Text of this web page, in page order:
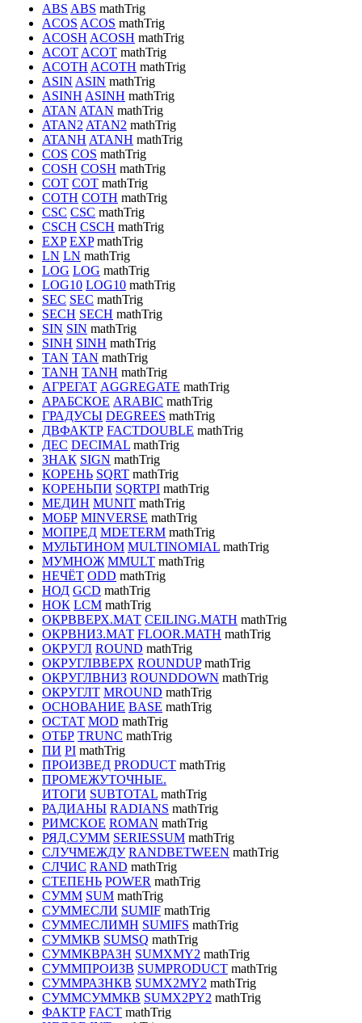
ABS ABS mathTrig
ACOS ACOS mathTrig
ACOSH ACOSH mathTrig
ACOT ACOT mathTrig
ACOTH ACOTH mathTrig
ASIN ASIN mathTrig
ASINH ASINH mathTrig
ATAN ATAN mathTrig
ATAN2 ATAN2 mathTrig
ATANH ATANH mathTrig
COS COS mathTrig
COSH COSH mathTrig
COT COT mathTrig
COTH COTH mathTrig
CSC CSC mathTrig
CSCH CSCH mathTrig
EXP EXP mathTrig
LN LN mathTrig
LOG LOG mathTrig
LOG10 LOG10 mathTrig
SEC SEC mathTrig
SECH SECH mathTrig
SIN SIN mathTrig
SINH SINH mathTrig
TAN TAN mathTrig
TANH TANH mathTrig
АГРЕГАТ AGGREGATE mathTrig
АРАБСКОЕ ARABIC mathTrig
ГРАДУСЫ DEGREES mathTrig
ДВФАКТР FACTDOUBLE mathTrig
ДЕС DECIMAL mathTrig
ЗНАК SIGN mathTrig
КОРЕНЬ SQRT mathTrig
КОРЕНЬПИ SQRTPI mathTrig
МЕДИН MUNIT mathTrig
МОБР MINVERSE mathTrig
МОПРЕД MDETERM mathTrig
МУЛЬТИНОМ MULTINOMIAL mathTrig
МУМНОЖ MMULT mathTrig
НЕЧЁТ ODD mathTrig
НОД GCD mathTrig
НОК LCM mathTrig
ОКРВВЕРХ.МАТ CEILING.MATH mathTrig
ОКРВНИЗ.МАТ FLOOR.MATH mathTrig
ОКРУГЛ ROUND mathTrig
ОКРУГЛВВЕРХ ROUNDUP mathTrig
ОКРУГЛВНИЗ ROUNDDOWN mathTrig
ОКРУГЛТ MROUND mathTrig
ОСНОВАНИЕ BASE mathTrig
ОСТАТ MOD mathTrig
ОТБР TRUNC mathTrig
ПИ PI mathTrig
ПРОИЗВЕД PRODUCT mathTrig
ПРОМЕЖУТОЧНЫЕ.
ИТОГИ SUBTOTAL mathTrig
РАДИАНЫ RADIANS mathTrig
РИМСКОЕ ROMAN mathTrig
РЯД.СУММ SERIESSUM mathTrig
СЛУЧМЕЖДУ RANDBETWEEN mathTrig
СЛЧИС RAND mathTrig
СТЕПЕНЬ POWER mathTrig
СУММ SUM mathTrig
СУММЕСЛИ SUMIF mathTrig
СУММЕСЛИМН SUMIFS mathTrig
СУММКВ SUMSQ mathTrig
СУММКВРАЗН SUMXMY2 mathTrig
СУММПРОИЗВ SUMPRODUCT mathTrig
СУММРАЗНКВ SUMX2MY2 mathTrig
СУММСУММКВ SUMX2PY2 mathTrig
ФАКТР FACT mathTrig